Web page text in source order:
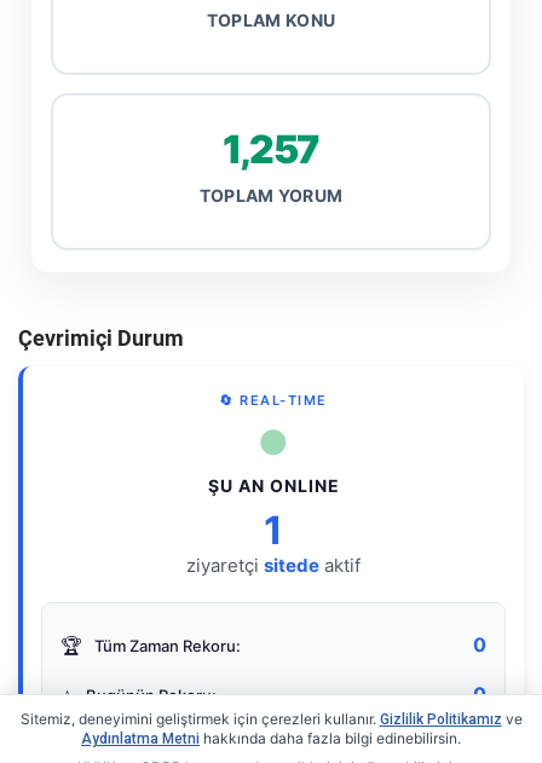
TOPLAM KONU
1,257
TOPLAM YORUM
Çevrimiçi Durum
🔄 REAL-TIME
●
ŞU AN ONLINE
1
ziyaretçi sitede aktif
🏆 Tüm Zaman Rekoru: 0
⭐ Bugünün Rekoru: 0
Sitemiz, deneyimini geliştirmek için çerezleri kullanır. Gizlilik Politikamız ve
Aydınlatma Metni hakkında daha fazla bilgi edinebilirsin.